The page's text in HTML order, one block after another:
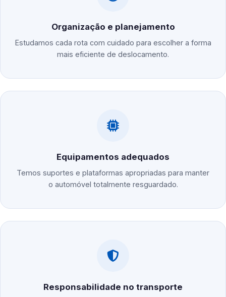
Organização e planejamento
Estudamos cada rota com cuidado para escolher a forma
mais eficiente de deslocamento.
Equipamentos adequados
Temos suportes e plataformas apropriadas para manter
o automóvel totalmente resguardado.
Responsabilidade no transporte